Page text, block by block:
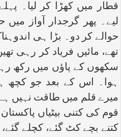
قطار میں کھڑا کر لیا۔
لیے۔ پھر گرجدار آواز میں
حوالے کر دو۔ بڑا ہی
تھے، مائیں فریاد کر رہی
سکھوں کے پاؤں میں رکھ
ہوا۔ اس کے بعد جو کچھ
میرے قلم میں طاقت نہیں
قوم کی کتنی بیٹیاں
کتنے بچے کٹ گئے، کچلے